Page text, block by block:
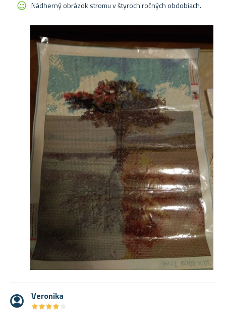
Nádherný obrázok stromu v štyroch ročných obdobiach.
Veronika
★★★★
★★★★